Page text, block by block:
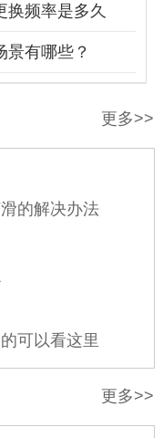
换频率是多久
景有哪些？
更多>>
的解决办法
可以看这里
更多>>